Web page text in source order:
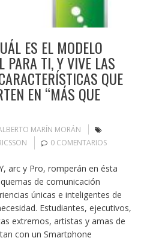
ES EL MODELO
PARA TI, Y VIVE LAS
QUE
EN “MÁS QUE
MARÍN MORÁN
0 COMENTARIOS
arc y Pro, romperán en ésta
de comunicación
únicas e inteligentes de
Estudiantes, ejecutivos,
extremos, artistas y amas de
con un Smartphone